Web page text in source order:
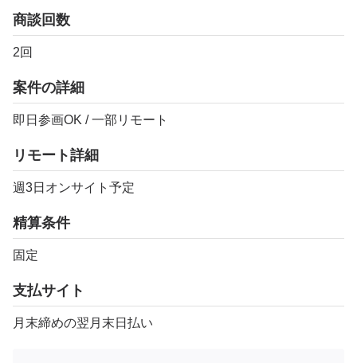
商談回数
2回
案件の詳細
即日参画OK / 一部リモート
リモート詳細
週3日オンサイト予定
精算条件
固定
支払サイト
月末締めの翌月末日払い